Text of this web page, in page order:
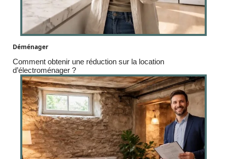
Déménager
Comment obtenir une réduction sur la location
d’électroménager ?